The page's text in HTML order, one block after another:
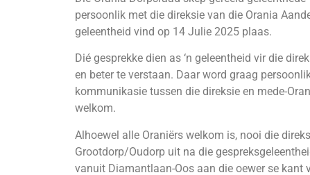
persoonlik met die direksie van die Orania
geleentheid vind op 14 Julie 2025 plaas.
Dié gesprekke dien as ‘n geleentheid vir die
en beter te verstaan. Daar word graag
kommunikasie tussen die direksie en mede-
welkom.
Alhoewel alle Oraniërs welkom is, nooi die
Grootdorp/Oudorp uit na die
vanuit Diamantlaan-Oos aan die oewer se kant